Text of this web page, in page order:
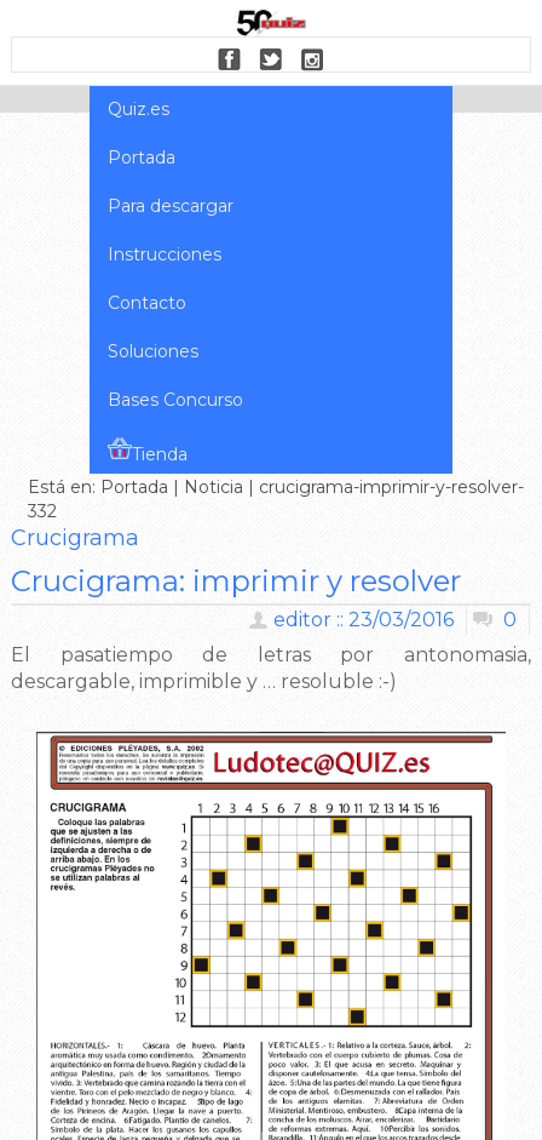
Quiz.es
Portada
Para descargar
Instrucciones
Contacto
Soluciones
Bases Concurso
Tienda
Está en: Portada | Noticia | crucigrama-imprimir-y-resolver-
332
Crucigrama
Crucigrama: imprimir y resolver
0
editor :: 23/03/2016
El pasatiempo de letras por antonomasia,
descargable, imprimible y … resoluble :-)